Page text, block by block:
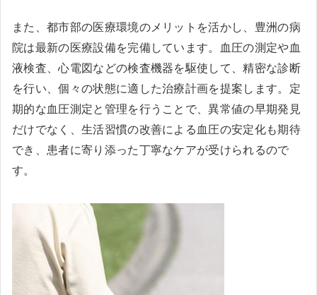
また、都市部の医療環境のメリットを活かし、豊洲の病
院は最新の医療設備を完備しています。血圧の測定や血
液検査、心電図などの検査機器を駆使して、精密な診断
を行い、個々の状態に適した治療計画を提案します。定
期的な血圧測定と管理を行うことで、異常値の早期発見
だけでなく、生活習慣の改善による血圧の安定化も期待
でき、患者に寄り添った丁寧なケアが受けられるので
す。